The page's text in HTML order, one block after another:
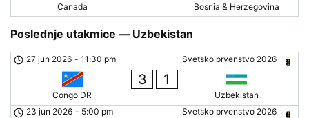
Canada Bosnia & Herzegovina
Poslednje utakmice — Uzbekistan
Svetsko prvenstvo 2026
27 jun 2026 - 11:30 pm
Congo DR
3 1
Uzbekistan
Svetsko prvenstvo 2026
23 jun 2026 - 5:00 pm